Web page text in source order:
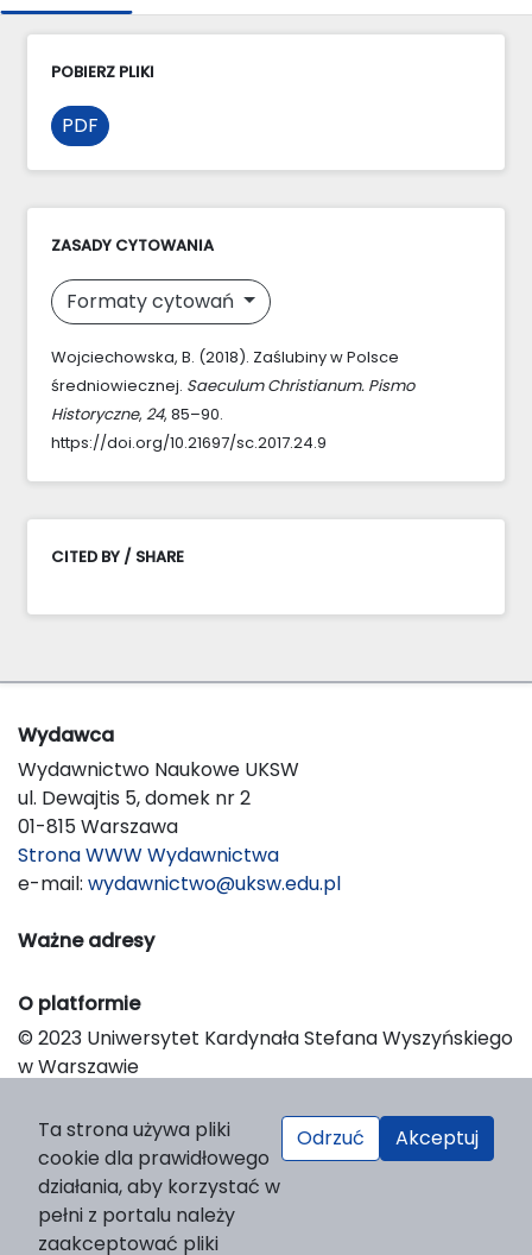
POBIERZ PLIKI
PDF
ZASADY CYTOWANIA
Formaty cytowań
Wojciechowska, B. (2018). Zaślubiny w Polsce
średniowiecznej. Saeculum Christianum. Pismo
Historyczne, 24, 85–90.
https://doi.org/10.21697/sc.2017.24.9
CITED BY / SHARE
Wydawca
Wydawnictwo Naukowe UKSW
ul. Dewajtis 5, domek nr 2
01-815 Warszawa
Strona WWW Wydawnictwa
e-mail: wydawnictwo@uksw.edu.pl
Ważne adresy
O platformie
© 2023 Uniwersytet Kardynała Stefana Wyszyńskiego
w Warszawie
Platform & Workflow by OJS/PKP
Ta strona używa pliki
cookie dla prawidłowego
działania, aby korzystać w
pełni z portalu należy
zaakceptować pliki
Odrzuć Akceptuj